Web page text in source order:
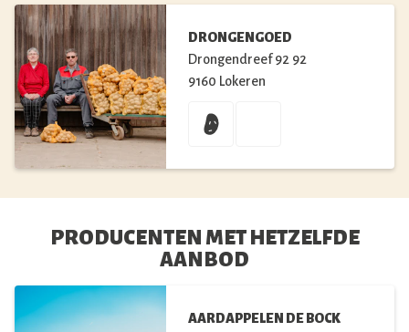
DRONGENGOED
Drongendreef 92 92
9160 Lokeren
PRODUCENTEN MET HETZELFDE
AANBOD
AARDAPPELEN DE BOCK